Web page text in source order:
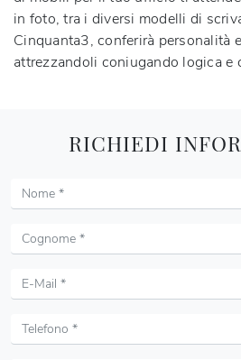
in foto, tra i diversi modelli di
Cinquanta3, conferirà personalità
attrezzandoli coniugando logica e
RICHIEDI